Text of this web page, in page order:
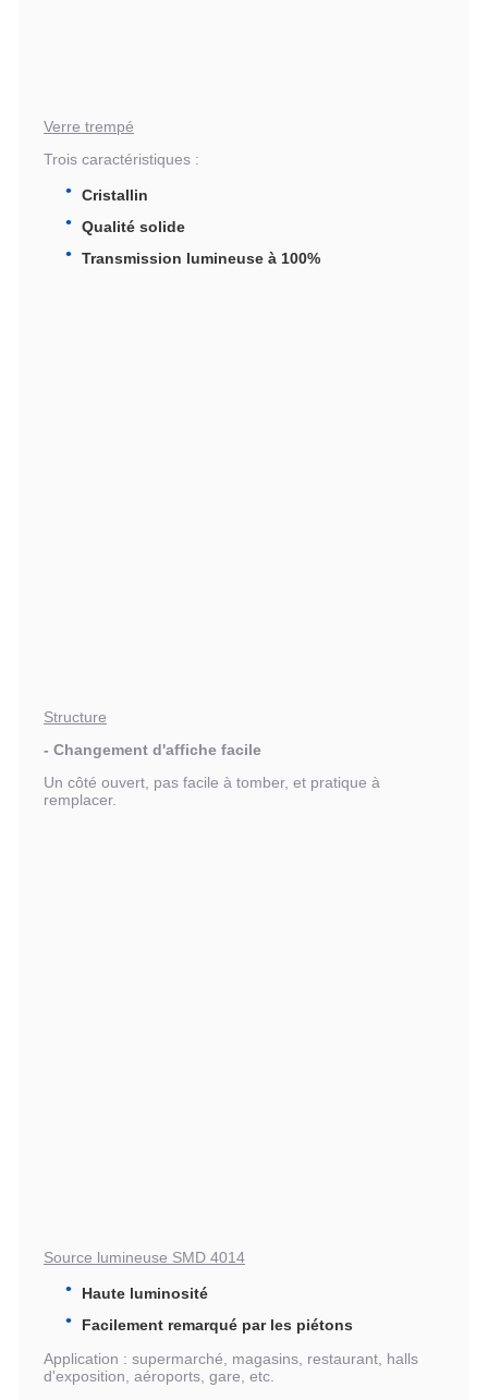
Verre trempé
Trois caractéristiques :
Cristallin
Qualité solide
Transmission lumineuse à 100%
Structure
- Changement d'affiche facile
Un côté ouvert, pas facile à tomber, et pratique à
remplacer.
Source lumineuse SMD 4014
Haute luminosité
Facilement remarqué par les piétons
Application : supermarché, magasins, restaurant, halls
d'exposition, aéroports, gare, etc.